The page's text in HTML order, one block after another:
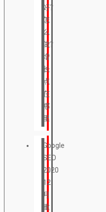
好？
怎
么
做？
增
长
点
在
哪
里
Google
SEO
2020
12
月
重